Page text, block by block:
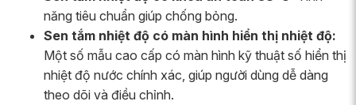
năng tiêu chuẩn giúp chống bỏng.
Sen tắm nhiệt độ có màn hình hiển thị nhiệt độ:
Một số mẫu cao cấp có màn hình kỹ thuật số hiển thị
nhiệt độ nước chính xác, giúp người dùng dễ dàng
theo dõi và điều chỉnh.